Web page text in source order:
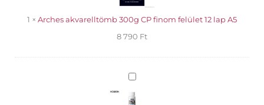
felület
12
A5
1 × Arches akvarelltömb 300g CP finom felület 12 lap A5
8 790 Ft
Holbein
tisztító